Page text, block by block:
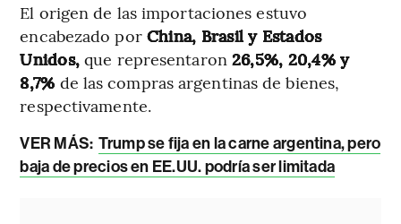
El origen de las importaciones estuvo
encabezado por China, Brasil y Estados
Unidos, que representaron 26,5%, 20,4% y
8,7% de las compras argentinas de bienes,
respectivamente.
VER MÁS: Trump se fija en la carne argentina, pero
baja de precios en EE.UU. podría ser limitada